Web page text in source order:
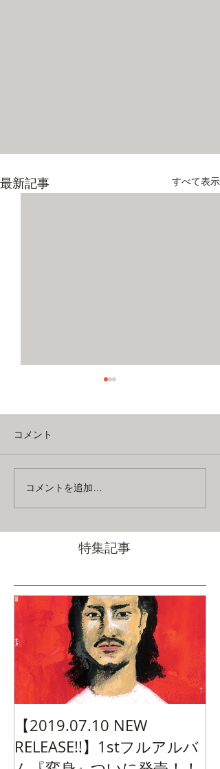
最新記事 すべて表示
コメント
コメントを追加…
特集記事
【2019.07.10 NEW
RELEASE!!】1stフルアルバ